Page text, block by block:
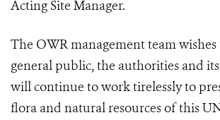
Acting Site Manager.
The OWR management team wishes
general public, the authorities and
will continue to work tirelessly to
flora and natural resources of this